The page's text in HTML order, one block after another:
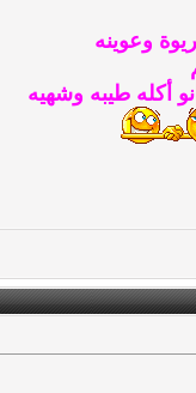
وعوينه
أكله طيبه وشهيه